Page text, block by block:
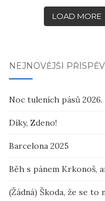
LOAD MORE
NEJNOVĚJŠÍ
Noc tuleních pásů
Díky, Zdeno!
Barcelona 2025
Běh s pánem Krkonoš,
(Žádná) Škoda, že se to